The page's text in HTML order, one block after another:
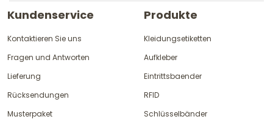
Kundenservice
Kontaktieren Sie uns
Fragen und Antworten
Lieferung
Rücksendungen
Musterpaket
Produkte
Kleidungsetiketten
Aufkleber
Eintrittsbaender
RFID
Schlüsselbänder